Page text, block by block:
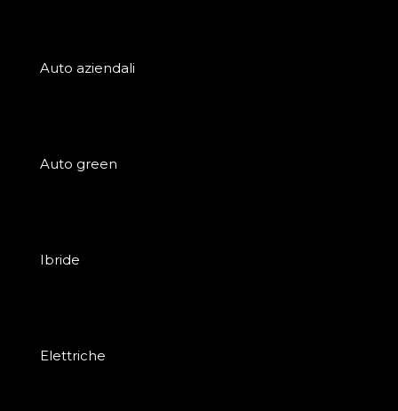
Auto aziendali
Auto green
Ibride
Elettriche